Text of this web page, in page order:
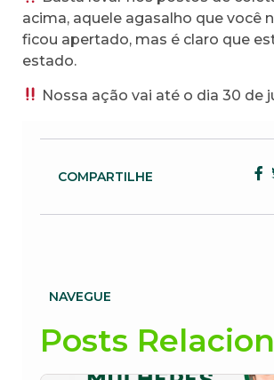
acima, aquele agasalho que você
ficou apertado, mas é claro que
estado.
Nossa ação vai até o dia 30 de
COMPARTILHE
NAVEGUE
Posts